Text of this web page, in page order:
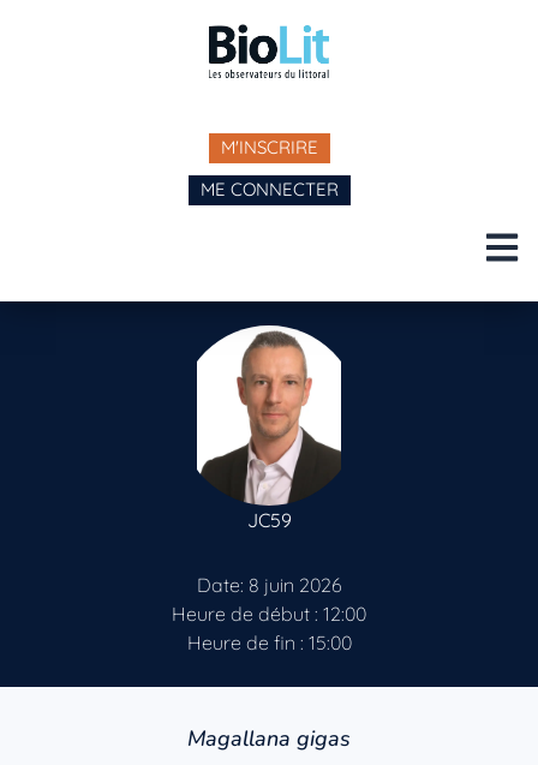
M'INSCRIRE
ME CONNECTER
JC59
Date: 8 juin 2026
Heure de début : 12:00
Heure de fin : 15:00
Magallana gigas